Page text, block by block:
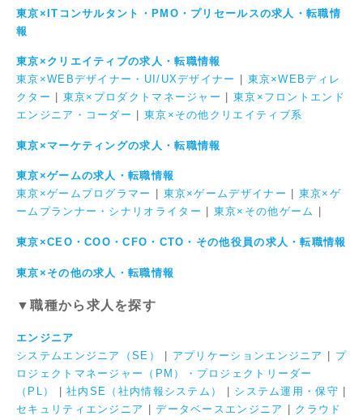
東京×ITコンサルタント・PMO・プリセールスの求人・転職情
報
東京×クリエイティブの求人・転職情報
東京×WEBデザイナー・UI/UXデザイナー
東京×WEBディレ
クター
東京×プロダクトマネージャー
東京×フロントエンド
エンジニア・コーダー
東京×その他クリエイティブ系
東京×マーケティングの求人・転職情報
東京×ゲームの求人・転職情報
東京×ゲームプログラマー
東京×ゲームデザイナー
東京×ゲ
ームプランナー・シナリオライター
東京×その他ゲーム
東京×CEO・COO・CFO・CTO・その他役員の求人・転職情報
東京×その他の求人・転職情報
▼職種から求人を探す
エンジニア
システムエンジニア（SE）
アプリケーションエンジニア
プ
ロジェクトマネージャー（PM）・プロジェクトリーダー
（PL）
|社内SE（社内情報システム） システム運用・保守
セキュリティエンジニア
|データベースエンジニア
クラウド